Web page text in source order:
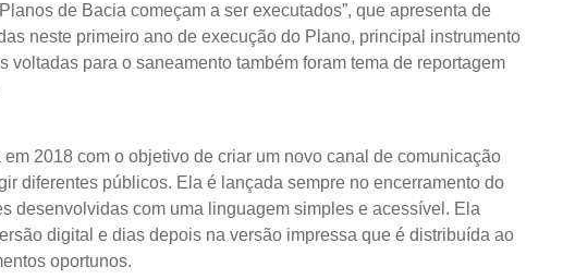
de Bacia começam a ser executados”, que apresenta de
neste primeiro ano de execução do Plano, principal instrumento
voltadas para o saneamento também foram tema de reportagem
2018 com o objetivo de criar um novo canal de comunicação
diferentes públicos. Ela é lançada sempre no encerramento do
desenvolvidas com uma linguagem simples e acessível. Ela
digital e dias depois na versão impressa que é distribuída ao
oportunos.